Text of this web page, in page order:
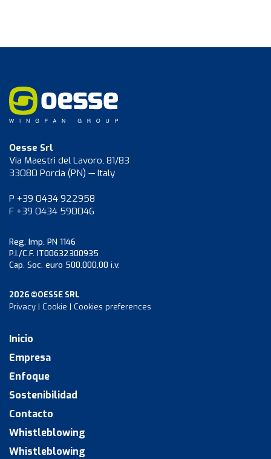
Oesse Srl
Via Maestri del Lavoro, 81/83
33080 Porcia (PN) — Italy
P +39 0434 922958
F +39 0434 590046
Reg. Imp. PN 1146
P.I./C.F. IT00632300935
Cap. Soc. euro 500.000,00 i.v.
2026 ©OESSE SRL
Privacy | Cookie | Cookies preferences
Inicio
Empresa
Enfoque
Sostenibilidad
Contacto
Whistleblowing
Whistleblowing